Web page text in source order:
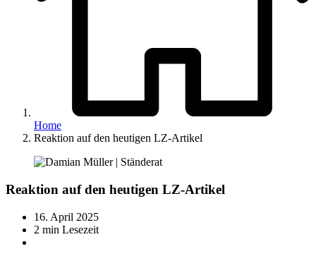
Home
Reaktion auf den heutigen LZ-Artikel
Reaktion auf den heutigen LZ-Artikel
16. April 2025
2 min Lesezeit